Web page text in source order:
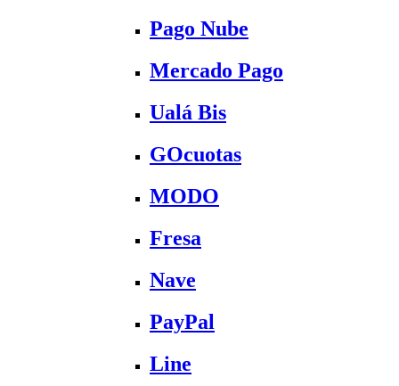
Pago Nube
Mercado Pago
Ualá Bis
GOcuotas
MODO
Fresa
Nave
PayPal
Line